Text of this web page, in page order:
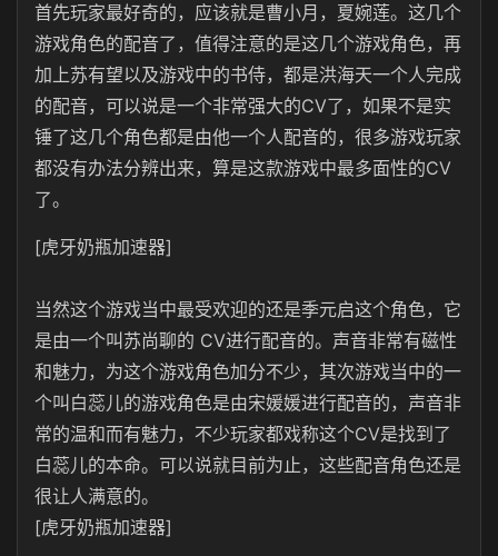
首先玩家最好奇的，应该就是曹小月，夏婉莲。这几个
游戏角色的配音了，值得注意的是这几个游戏角色，再
加上苏有望以及游戏中的书侍，都是洪海天一个人完成
的配音，可以说是一个非常强大的CV了，如果不是实
锤了这几个角色都是由他一个人配音的，很多游戏玩家
都没有办法分辨出来，算是这款游戏中最多面性的CV
了。
[虎牙奶瓶加速器]
当然这个游戏当中最受欢迎的还是季元启这个角色，它
是由一个叫苏尚聊的 CV进行配音的。声音非常有磁性
和魅力，为这个游戏角色加分不少，其次游戏当中的一
个叫白蕊儿的游戏角色是由宋媛媛进行配音的，声音非
常的温和而有魅力，不少玩家都戏称这个CV是找到了
白蕊儿的本命。可以说就目前为止，这些配音角色还是
很让人满意的。
[虎牙奶瓶加速器]